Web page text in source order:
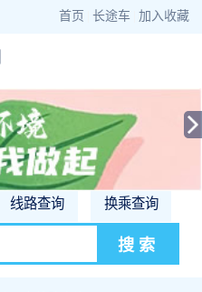
首页 长途车 加入收藏
线路查询 换乘查询